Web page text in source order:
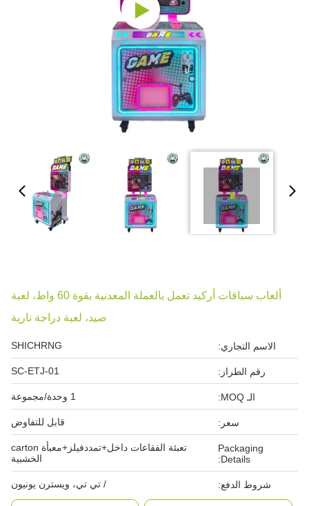
ألعاب سباقات أركيد تعمل بالعملة المعدنية بقوة 60 واط، لعبة
صيد، لعبة دراجة نارية
الاسم التجاري: SHICHRNG
رقم الطراز: SC-ETJ-01
الـ MOQ: 1 وحدة/مجموعة
سعر: قابل للتفاوض
Packaging
Details:
تعبئة الفقاعات داخل+تمددفيلز+معبأة carton
الخشبية
شروط الدفع: / تي تي، ويسترن يونيون